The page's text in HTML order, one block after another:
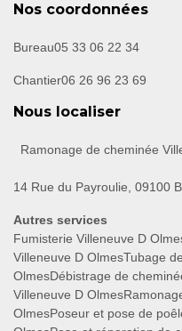
Nos coordonnées
Bureau05 33 06 22 34
Chantier06 26 96 23 69
Nous localiser
Ramonage de cheminée
14 Rue du Payroulie, 09100
Autres services
Fumisterie Villeneuve D
Villeneuve D OlmesTubage
OlmesDébistrage de
Villeneuve D Olmes
OlmesPoseur et pose de